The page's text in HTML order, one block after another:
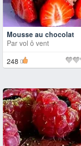
Mousse au chocolat
Par vol ô vent
248